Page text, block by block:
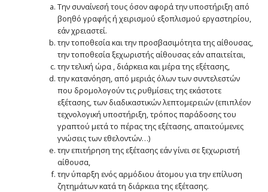
Την συναίνεσή τους όσον αφορά την υποστήριξη από
βοηθό γραφής ή χειρισμού εξοπλισμού εργαστηρίου,
εάν χρειαστεί.
την τοποθεσία και την προσβασιμότητα της αίθουσας,
την τοποθεσία ξεχωριστής αίθουσας εάν απαιτείται,
την τελική ώρα , διάρκεια και μέρα της εξέτασης,
την κατανόηση, από μεριάς όλων των συντελεστών
που δρομολογούν τις ρυθμίσεις της εκάστοτε
εξέτασης, των διαδικαστικών λεπτομερειών (επιπλέον
τεχνολογική υποστήριξη, τρόπος παράδοσης του
γραπτού μετά το πέρας της εξέτασης, απαιτούμενες
γνώσεις των εθελοντών…)
την επιτήρηση της εξέτασης εάν γίνει σε ξεχωριστή
αίθουσα,
την ύπαρξη ενός αρμόδιου άτομου για την επίλυση
ζητημάτων κατά τη διάρκεια της εξέτασης.